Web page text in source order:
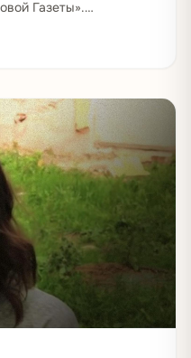
Газеты».